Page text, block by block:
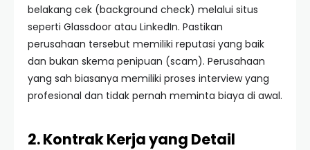
belakang cek (background check) melalui situs
seperti Glassdoor atau LinkedIn. Pastikan
perusahaan tersebut memiliki reputasi yang baik
dan bukan skema penipuan (scam). Perusahaan
yang sah biasanya memiliki proses interview yang
profesional dan tidak pernah meminta biaya di awal.
2. Kontrak Kerja yang Detail